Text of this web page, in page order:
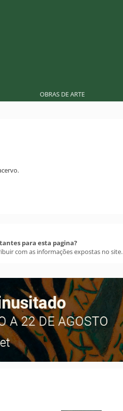
OBRAS DE ARTE
para esta pagina?
com as informações expostas no site.